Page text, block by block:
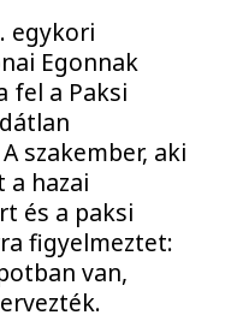
egykori
Egonnak
fel a Paksi
szakember, aki
a hazai
és a paksi
figyelmeztet:
van,